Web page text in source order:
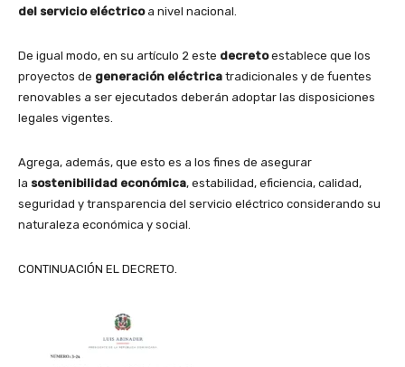
del servicio eléctricoa nivel nacional.
De igual modo, en su artículo 2 este decretoestablece que los
proyectos de generación eléctrica tradicionales y de fuentes
renovables a ser ejecutados deberán adoptar las disposiciones
legales vigentes.
Agrega, además, que esto es a los fines de asegurar
la sostenibilidad económica, estabilidad, eficiencia, calidad,
seguridad y transparencia del servicio eléctrico considerando su
naturaleza económica y social.
CONTINUACIÓN EL DECRETO.